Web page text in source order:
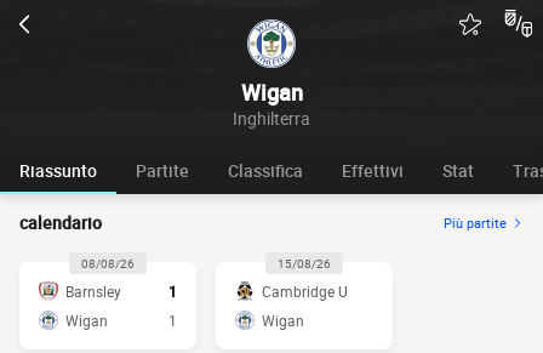
Wigan
Inghilterra
Riassunto Partite Classifica Effettivi Stat
calendario Più partite
08/08/26
Barnsley
1
Wigan
1
15/08/26
Cambridge U
Wigan